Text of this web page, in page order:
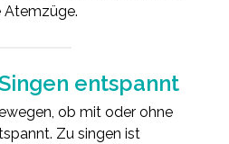
Atemzüge.
entspannt
ob mit oder ohne
Zu singen ist